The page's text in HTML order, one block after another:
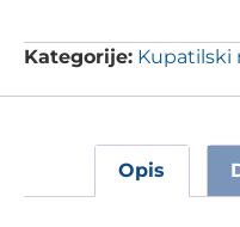
Kategorije: Kupatilski
Opis